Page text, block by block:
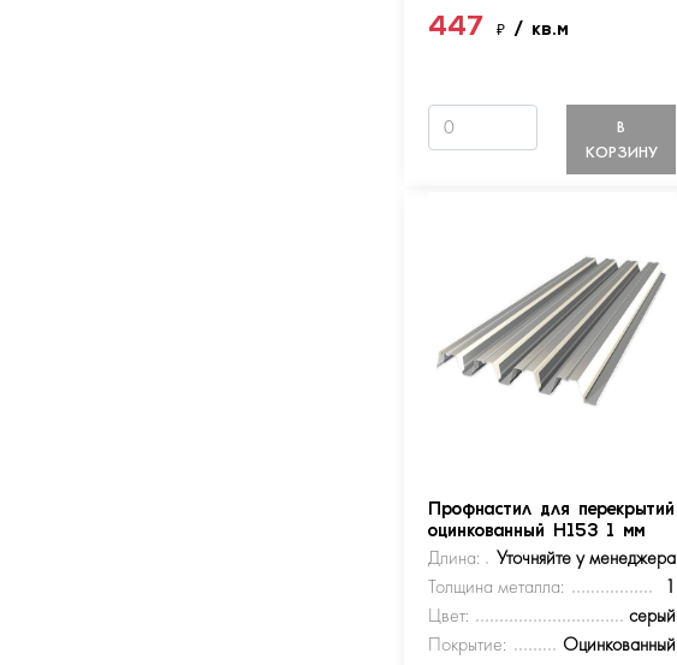
447₽/ кв.м
В
КОРЗИНУ
Профнастил для перекрытий
оцинкованный Н153 1 мм
Длина:
Уточняйте у менеджера
Толщина металла:
1
Цвет:
серый
Покрытие:
Оцинкованный